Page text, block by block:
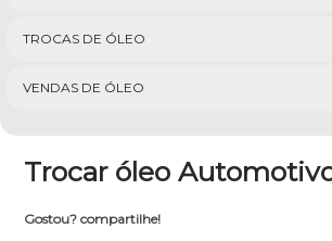
TROCAS DE ÓLEO
VENDAS DE ÓLEO
Trocar óleo
Gostou? compartilhe!